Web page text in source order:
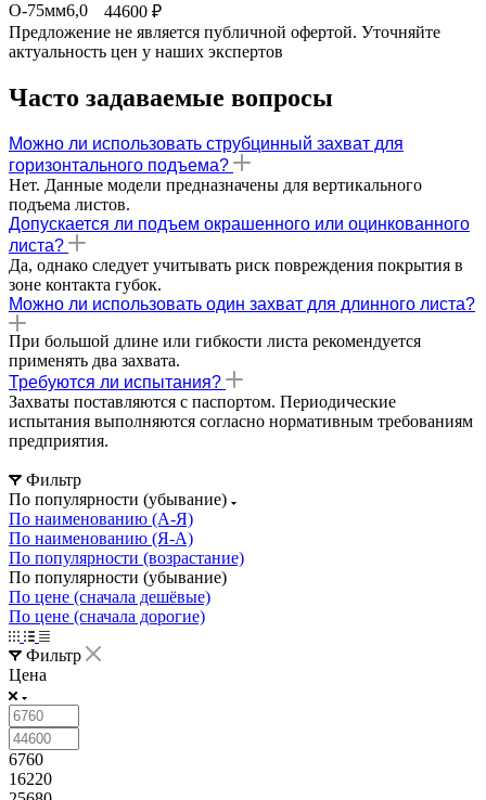
О-75мм6,0
44600 ₽
Предложение не является публичной офертой. Уточняйте
актуальность цен у наших экспертов
Часто задаваемые вопросы
Можно ли использовать струбцинный захват для
горизонтального подъема?
Нет. Данные модели предназначены для вертикального
подъема листов.
Допускается ли подъем окрашенного или оцинкованного
листа?
Да, однако следует учитывать риск повреждения покрытия в
зоне контакта губок.
Можно ли использовать один захват для длинного листа?
При большой длине или гибкости листа рекомендуется
применять два захвата.
Требуются ли испытания?
Захваты поставляются с паспортом. Периодические
испытания выполняются согласно нормативным требованиям
предприятия.
Фильтр
По популярности (убывание)
По наименованию (А-Я)
По наименованию (Я-А)
По популярности (возрастание)
По популярности (убывание)
По цене (сначала дешёвые)
По цене (сначала дорогие)
Фильтр
Цена
6760
16220